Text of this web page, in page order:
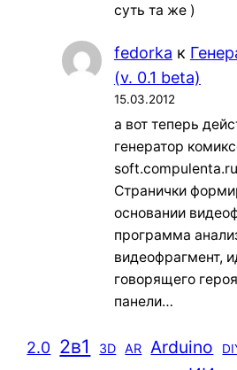
суть та же )
fedorka к
(v. 0.1 beta)
15.03.2012
а вот теперь
генератор
Странички
основании
программа
видеофрагмент,
говорящего
панели…
2.0 2в1 3D AR Arduino